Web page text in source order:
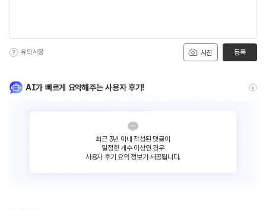
사진
유의사항 등록
AI가 빠르게 요약해주는 사용자 후기!
최근 3년 이내 작성된 댓글이
일정한 개수 이상인 경우
사용자 후기 요약 정보가 제공됩니다.